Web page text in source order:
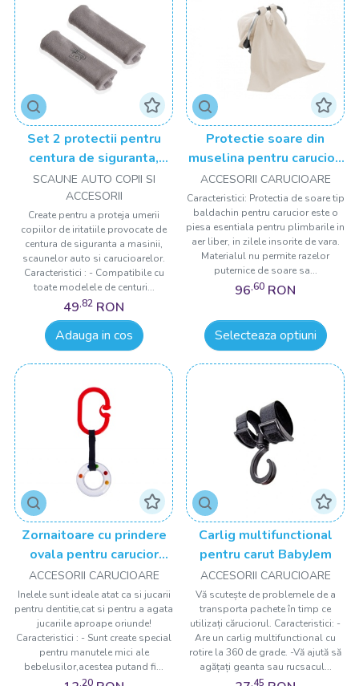
Set 2 protectii pentru
centura de siguranta,
BabyJem, gri
SCAUNE AUTO COPII SI
ACCESORII
Create pentru a proteja umerii
copiilor de iritatiile provocate de
centura de siguranta a masinii,
scaunelor auto si carucioarelor.
Caracteristici : - Compatibile cu
toate modelele de centuri...
49,82 RON
Adauga in cos
Protectie soare din
muselina pentru carucior,
BabyJem, 90x110 cm
ACCESORII CARUCIOARE
Caracteristici: Protectia de soare tip
baldachin pentru carucior este o
piesa esentiala pentru plimbarile in
aer liber, in zilele insorite de vara.
Materialul nu permite razelor
puternice de soare sa...
96,60 RON
Selecteaza optiuni
Zornaitoare cu prindere
ovala pentru carucior
BabyJem
ACCESORII CARUCIOARE
Inelele sunt ideale atat ca si jucarii
pentru dentitie,cat si pentru a agata
jucariile aproape oriunde!
Caracteristici : - Sunt create special
pentru manutele mici ale
bebelusilor,acestea putand fi...
,20
Carlig multifunctional
pentru carut BabyJem
ACCESORII CARUCIOARE
Vă scutește de problemele de a
transporta pachete în timp ce
utilizați căruciorul. Caracteristici: -
Are un carlig multifunctional cu
rotire la 360 de grade. -Vă ajută să
agățați geanta sau rucsacul...
,45